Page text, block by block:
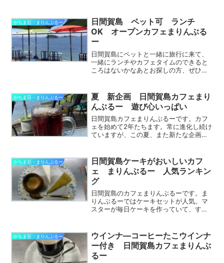
ーマにしぼって、たっぷりお伝えいたし
ます。海を眺める目の前は海、...
かちま荘・まりんぶるー
日間賀島 ペット可 ランチ
OK オープンカフェまりんぶる
ー
日間賀島にペットと一緒に旅行に来て、
一緒にランチやカフェタイムのできると
ころはないかなあとお探しの方、ぜひ、
る方も増えてきました。ペットは家族も
同然。一緒に旅の思い出を...
かちま荘・まりんぶるー
夏 新企画 日間賀島カフェまり
んぶるー 遊び心いっぱい
日間賀島カフェまりんぶるーです。カフ
ェを始めて2年たちます。常に進化し続け
ていますが、この夏、また新たな企画が
ださい。夏限定、新メニュー 飲むかき
氷この夏新たに、ドリン...
かちま荘・まりんぶるー
日間賀島ケーキがおいしいカフ
ェ まりんぶるー 人気ランキン
グ
日間賀島のカフェまりんぶるーです。ま
りんぶるーではケーキセットが人気。マ
スターが毎日ケーキを作っていて、すべ
（ケーキは日替わり。マスターおまかせ
です）ケーキセットは、マ...
かちま荘・まりんぶるー
ウインナ―コーヒーたこウインナ
ー付き 日間賀島カフェまりんぶ
るー